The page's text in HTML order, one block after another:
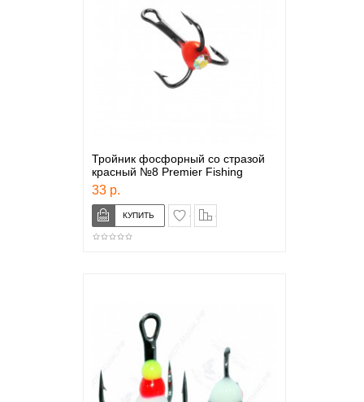
Тройник фосфорный со стразой
красный №8 Premier Fishing
33 р.
в закладки